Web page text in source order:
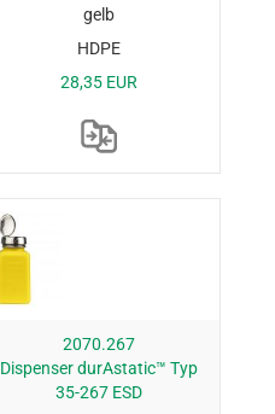
gelb
HDPE
28,35 EUR
2070.267
Dispenser durAstatic™ Typ
35-267 ESD